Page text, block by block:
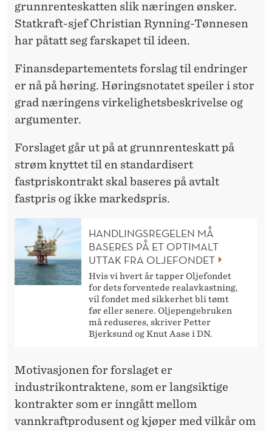
grunnrenteskatten slik næringen ønsker.
Statkraft-sjef Christian Rynning-Tønnesen
har påtatt seg farskapet til ideen.
Finansdepartementets forslag til endringer
er nå på høring. Høringsnotatet speiler i stor
grad næringens virkelighetsbeskrivelse og
argumenter.
Forslaget går ut på at grunnrenteskatt på
strøm knyttet til en standardisert
fastpriskontrakt skal baseres på avtalt
fastpris og ikke markedspris.
HANDLINGSREGELEN MÅ
BASERES PÅ ET OPTIMALT
UTTAK FRA OLJEFONDET
Hvis vi hvert år tapper Oljefondet
for dets forventede realavkastning,
vil fondet med sikkerhet bli tømt
før eller senere. Oljepengebruken
må reduseres, skriver Petter
Bjerksund og Knut Aase i DN.
Motivasjonen for forslaget er
industrikontraktene, som er langsiktige
kontrakter som er inngått mellom
vannkraftprodusent og kjøper med vilkår om